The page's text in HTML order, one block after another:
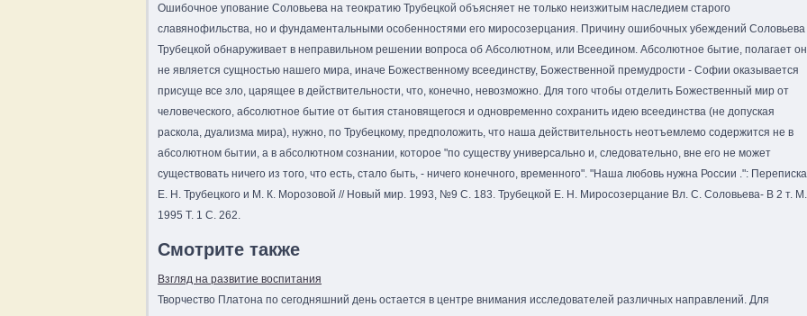
Ошибочное упование Соловьева на теократию Трубецкой объясняет не только неизжитым наследием старого
славянофильства, но и фундаментальными особенностями его миросозерцания. Причину ошибочных убеждений Соловьева
Трубецкой обнаруживает в неправильном решении вопроса об Абсолютном, или Всеедином. Абсолютное бытие, полагает
не является сущностью нашего мира, иначе Божественному всеединству, Божественной премудрости - Софии оказывается
присуще все зло, царящее в действительности, что, конечно, невозможно. Для того чтобы отделить Божественный мир от
человеческого, абсолютное бытие от бытия становящегося и одновременно сохранить идею всеединства (не допуская
раскола, дуализма мира), нужно, по Трубецкому, предположить, что наша действительность неотъемлемо содержится не в
абсолютном бытии, а в абсолютном сознании, которое "по существу универсально и, следовательно, вне его не может
существовать ничего из того, что есть, стало быть, - ничего конечного, временного". "Наша любовь нужна России .": Переписка
Е. Н. Трубецкого и М. К. Морозовой // Новый мир. 1993, №9 С. 183. Трубецкой Е. Н. Миросозерцание Вл. С. Соловьева- В 2 т.
1995 Т. 1 С. 262.
Смотрите также
Взгляд на развитие воспитания
Творчество Платона по сегодняшний день остается в центре внимания исследователей различных направлений. Для